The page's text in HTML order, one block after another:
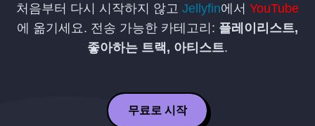
처음부터 다시 시작하지 않고 Jellyfin에서 YouTube
에 옮기세요. 전송 가능한 카테고리: 플레이리스트,
좋아하는 트랙, 아티스트.
무료로 시작